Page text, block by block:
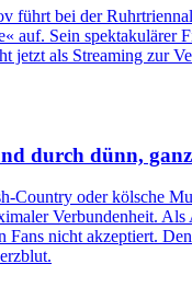
führt bei der
auf. Sein spektakulärer
jetzt als Streaming zur
durch dünn,
Country oder kölsche
Verbundenheit. Als
Fans nicht akzeptiert.